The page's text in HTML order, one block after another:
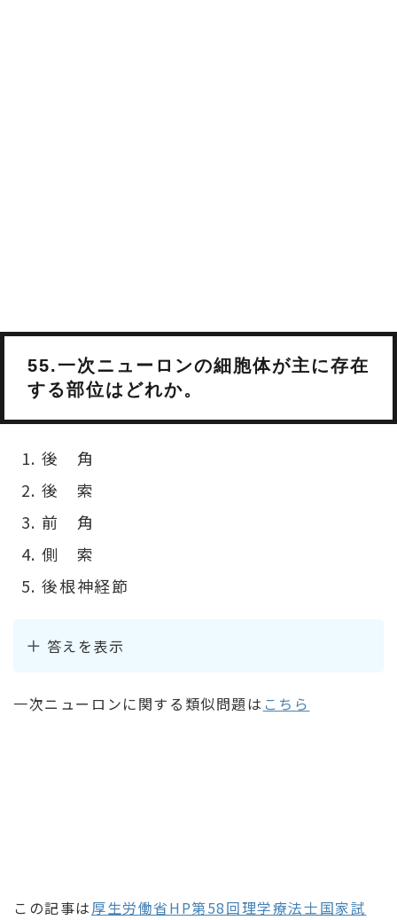
55.一次ニューロンの細胞体が主に存在
する部位はどれか。
後 角
後 索
前 角
側 索
後根神経節
答えを表示
一次ニューロンに関する類似問題は こちら
この記事は厚生労働省HP第58回理学療法士国家試